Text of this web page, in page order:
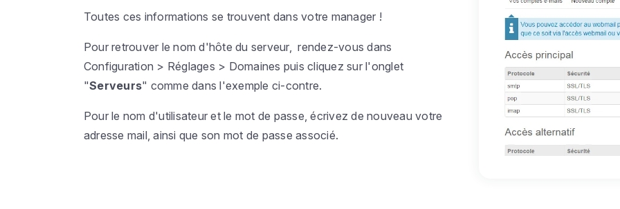
Toutes ces informations se trouvent dans votre manager !
Pour retrouver le nom d'hôte du serveur, rendez-vous dans
Configuration > Réglages > Domaines puis cliquez sur l'onglet
"Serveurs" comme dans l'exemple ci-contre.
Pour le nom d'utilisateur et le mot de passe, écrivez de nouveau votre
adresse mail, ainsi que son mot de passe associé.